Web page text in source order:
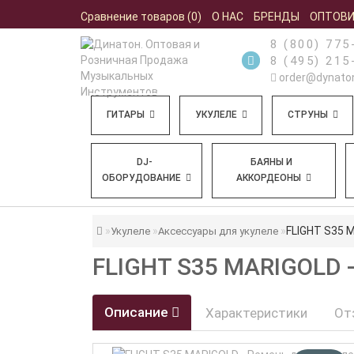
Сравнение товаров (0) О НАС БРЕНДЫ
8 (800)
8 (495)
ГИТАРЫ УКУЛЕЛЕ СТРУНЫ
DJ-
ОБОРУДОВАНИЕ
БАЯНЫ И
АККОРДЕОНЫ
Укулеле Аксессуары для укулеле FLIGHT S35
FLIGHT S35
Описание Характеристики